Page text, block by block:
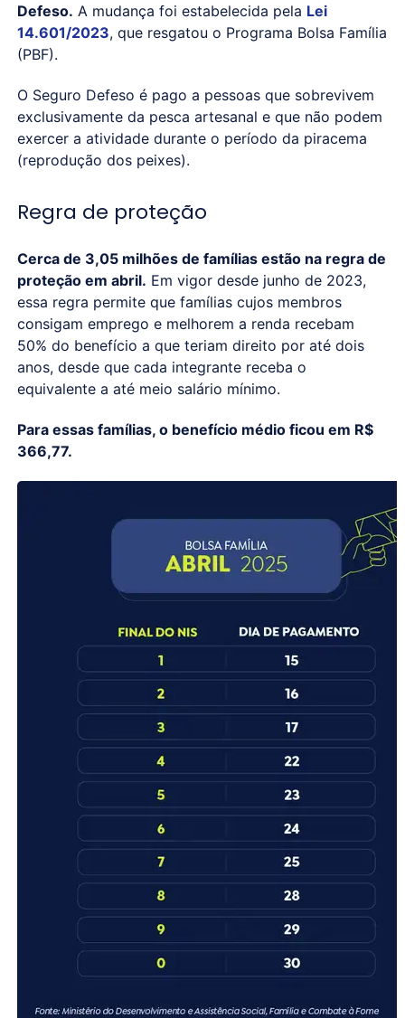
Defeso. A mudança foi estabelecida pela Lei
14.601/2023, que resgatou o Programa Bolsa Família
(PBF).
O Seguro Defeso é pago a pessoas que sobrevivem
exclusivamente da pesca artesanal e que não podem
exercer a atividade durante o período da piracema
(reprodução dos peixes).
Regra de proteção
Cerca de 3,05 milhões de famílias estão na regra de
proteção em abril. Em vigor desde junho de 2023,
essa regra permite que famílias cujos membros
consigam emprego e melhorem a renda recebam
50% do benefício a que teriam direito por até dois
anos, desde que cada integrante receba o
equivalente a até meio salário mínimo.
Para essas famílias, o benefício médio ficou em R$
366,77.